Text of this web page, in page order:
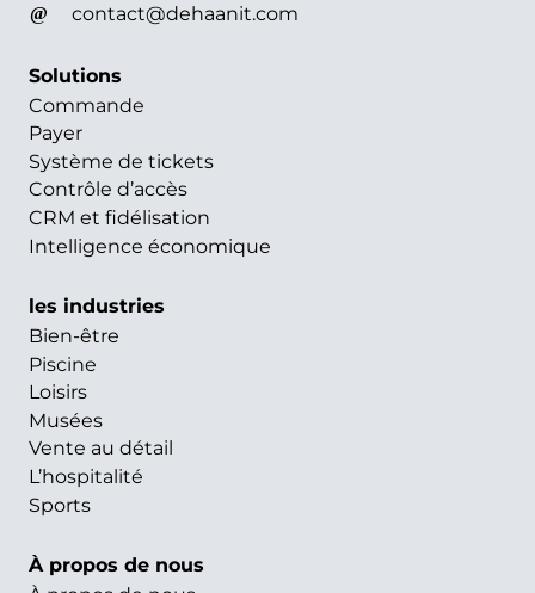
contact@dehaanit.com
Solutions
Commande
Payer
Système de tickets
Contrôle d’accès
CRM et fidélisation
Intelligence économique
les industries
Bien-être
Piscine
Loisirs
Musées
Vente au détail
L’hospitalité
Sports
À propos de nous